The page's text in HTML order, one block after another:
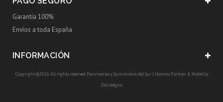
Garantía 100%
Envíos a toda España
INFORMACIÓN
Copyright ©2026 All rights reserved Pavimentos y Suministros del Sur | Idonms Partner& WakeUp
Estratégico